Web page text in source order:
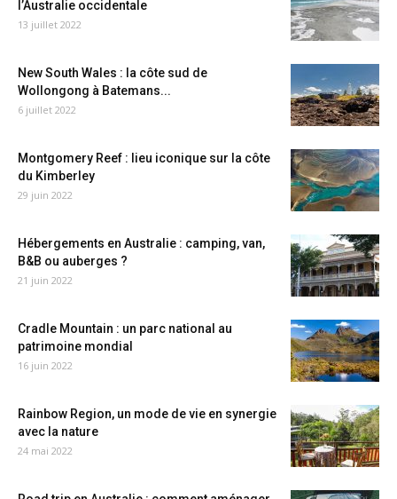
l’Australie occidentale
13 juillet 2022
New South Wales : la côte sud de
Wollongong à Batemans...
6 juillet 2022
Montgomery Reef : lieu iconique sur la côte
du Kimberley
29 juin 2022
Hébergements en Australie : camping, van,
B&B ou auberges ?
21 juin 2022
Cradle Mountain : un parc national au
patrimoine mondial
16 juin 2022
Rainbow Region, un mode de vie en synergie
avec la nature
24 mai 2022